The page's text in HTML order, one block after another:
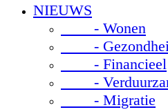
NIEUWS
- Wonen
- Gezondheid
- Financieel
-
- Migratie